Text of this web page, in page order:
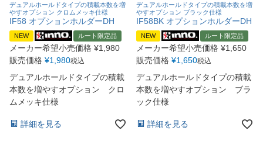
デュアルホールドタイプの積載本数を増
やすオプション クロムメッキ仕様
IF58 オプションホルダーDH
NEW ルート限定品
メーカー希望小売価格 ¥1,980
販売価格 ¥1,980税込
デュアルホールドタイプの積載
本数を増やすオプション クロ
ムメッキ仕様
詳細を見る
デュアルホールドタイプの積載本数を増
やすオプション ブラック仕様
IF58BK オプションホルダーDH
NEW ルート限定品
メーカー希望小売価格 ¥1,650
販売価格 ¥1,650税込
デュアルホールドタイプの積載
本数を増やすオプション ブラ
ック仕様
詳細を見る